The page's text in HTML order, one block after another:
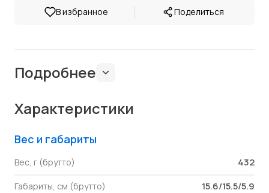
В избранное | Поделиться
Подробнее
Характеристики
Вес и габариты
Вес, г (брутто) 432
Габариты, см (брутто) 15.6/15.5/5.9